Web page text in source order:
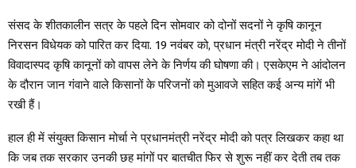
संसद के शीतकालीन सत्र के पहले दिन सोमवार को दोनों सदनों ने कृषि कानून
निरसन विधेयक को पारित कर दिया. 19 नवंबर को, प्रधान मंत्री नरेंद्र मोदी ने तीनों
विवादास्पद कृषि कानूनों को वापस लेने के निर्णय की घोषणा की। एसकेएम ने आंदोलन
के दौरान जान गंवाने वाले किसानों के परिजनों को मुआवजे सहित कई अन्य मांगें भी
रखी हैं।
हाल ही में संयुक्त किसान मोर्चा ने प्रधानमंत्री नरेंद्र मोदी को पत्र लिखकर कहा था
कि जब तक सरकार उनकी छह मांगों पर बातचीत फिर से शुरू नहीं कर देती तब तक